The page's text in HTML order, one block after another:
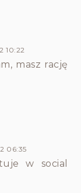
10:22
masz rację
06:35
w social